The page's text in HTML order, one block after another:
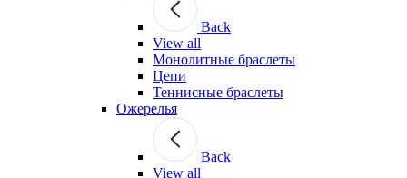
Back
View all
Монолитные браслеты
Цепи
Теннисные браслеты
Ожерелья
Back
View all